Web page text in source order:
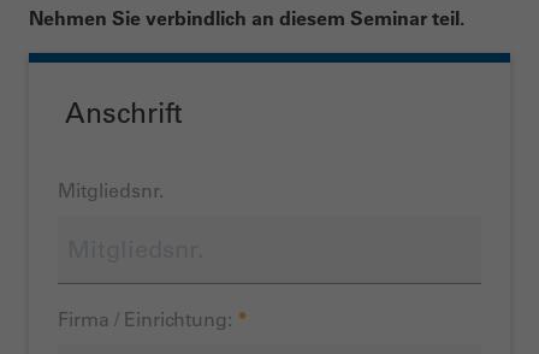
Nehmen Sie verbindlich an diesem Seminar teil.
Anschrift
Mitgliedsnr.
Firma / Einrichtung: *